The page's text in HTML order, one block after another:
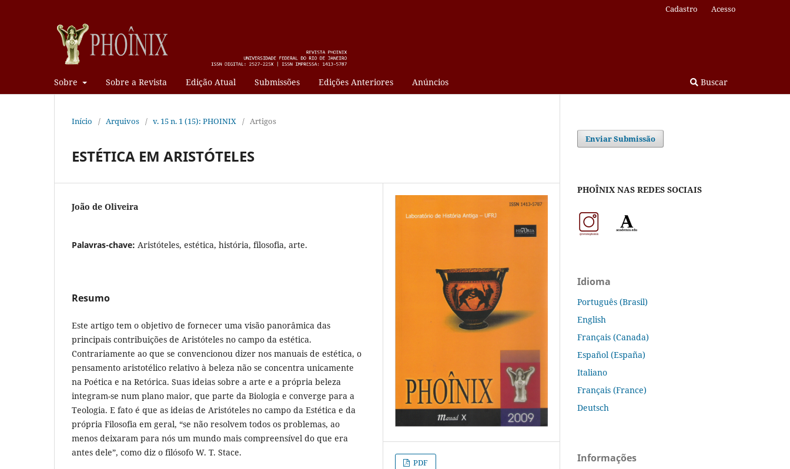
Sobre Sobre a Revista Edição Atual Submissões Edições Anteriores Anúncios Buscar
Cadastro Acesso
Início / Arquivos / v. 15 n. 1 (15): PHOINIX / Artigos
ESTÉTICA EM ARISTÓTELES
João de Oliveira
Palavras-chave: Aristóteles, estética, história, filosofia, arte.
Resumo
Este artigo tem o objetivo de fornecer uma visão panorâmica das
principais contribuições de Aristóteles no campo da estética.
Contrariamente ao que se convencionou dizer nos manuais de estética, o
pensamento aristotélico relativo à beleza não se concentra unicamente
na Poética e na Retórica. Suas ideias sobre a arte e a própria beleza
integram-se num plano maior, que parte da Biologia e converge para a
Teologia. E fato é que as ideias de Aristóteles no campo da Estética e da
própria Filosofia em geral, “se não resolvem todos os problemas, ao
menos deixaram para nós um mundo mais compreensível do que era
antes dele”, como diz o filósofo W. T. Stace.
PDF
Enviar Submissão
PHOÎNIX NAS REDES SOCIAIS
Idioma
Português (Brasil)
English
Français (Canada)
Español (España)
Italiano
Français (France)
Deutsch
Informações